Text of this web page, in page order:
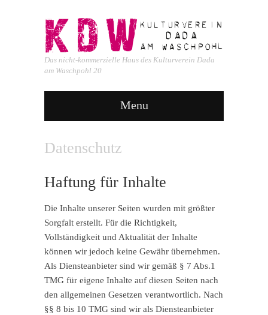
Das nicht-kommerzielle Haus des Kulturverein Dada
am Waschpohl 20
Menu
Datenschutz
Haftung für Inhalte
Die Inhalte unserer Seiten wurden mit größter
Sorgfalt erstellt. Für die Richtigkeit,
Vollständigkeit und Aktualität der Inhalte
können wir jedoch keine Gewähr übernehmen.
Als Diensteanbieter sind wir gemäß § 7 Abs.1
TMG für eigene Inhalte auf diesen Seiten nach
den allgemeinen Gesetzen verantwortlich. Nach
§§ 8 bis 10 TMG sind wir als Diensteanbieter